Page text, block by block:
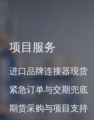
项目服务
进口品牌连接器现货
紧急订单与交期兜底
期货采购与项目支持